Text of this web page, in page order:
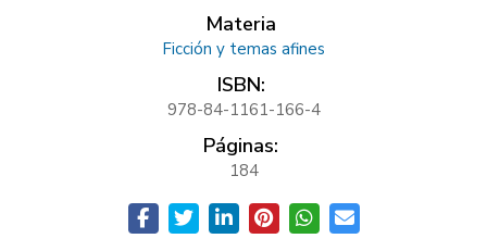
Materia
Ficción y temas afines
ISBN:
978-84-1161-166-4
Páginas:
184